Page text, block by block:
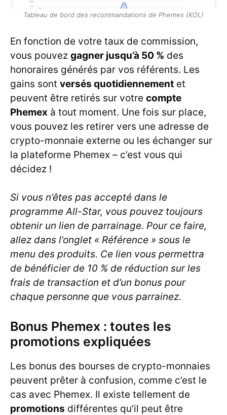
Tableau de bord des recommandations de Phemex (KOL)
En fonction de votre taux de commission,
vous pouvez gagner jusqu’à 50 % des
honoraires générés par vos référents. Les
gains sont versés quotidiennement et
peuvent être retirés sur votre compte
Phemex à tout moment. Une fois sur place,
vous pouvez les retirer vers une adresse de
crypto-monnaie externe ou les échanger sur
la plateforme Phemex – c’est vous qui
décidez !
Si vous n’êtes pas accepté dans le
programme All-Star, vous pouvez toujours
obtenir un lien de parrainage. Pour ce faire,
allez dans l’onglet « Référence » sous le
menu des produits. Ce lien vous permettra
de bénéficier de 10 % de réduction sur les
frais de transaction et d’un bonus pour
chaque personne que vous parrainez.
Bonus Phemex : toutes les
promotions expliquées
Les bonus des bourses de crypto-monnaies
peuvent prêter à confusion, comme c’est le
cas avec Phemex. Il existe tellement de
promotions différentes qu’il peut être